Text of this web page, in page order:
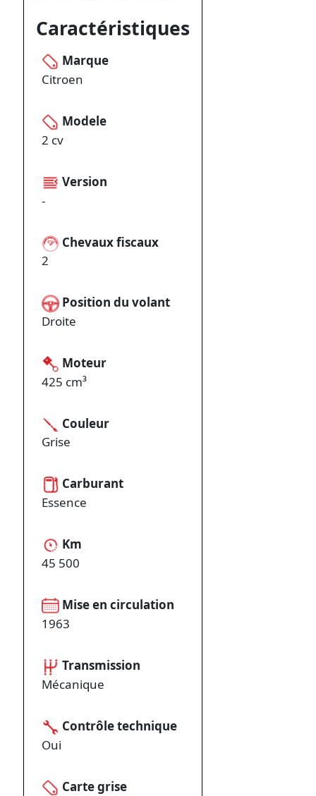
Caractéristiques
Marque
Citroen
Modele
2 cv
Version
-
Chevaux fiscaux
2
Position du volant
Droite
Moteur
425 cm³
Couleur
Grise
Carburant
Essence
Km
45 500
Mise en circulation
1963
Transmission
Mécanique
Contrôle technique
Oui
Carte grise